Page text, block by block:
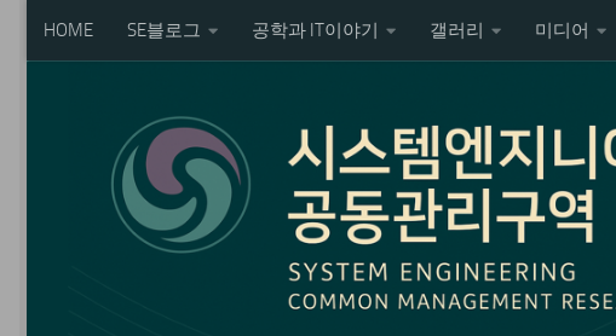
Skip to content
HOME SE블로그 공학과 IT이야기 갤러리 미디어